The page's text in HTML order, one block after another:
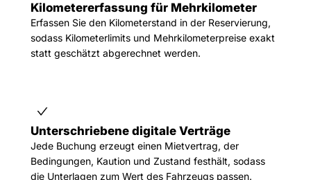
Kilometererfassung für Mehrkilometer
Erfassen Sie den Kilometerstand in der Reservierung,
sodass Kilometerlimits und Mehrkilometerpreise exakt
statt geschätzt abgerechnet werden.
Unterschriebene digitale Verträge
Jede Buchung erzeugt einen Mietvertrag, der
Bedingungen, Kaution und Zustand festhält, sodass
die Unterlagen zum Wert des Fahrzeugs passen.